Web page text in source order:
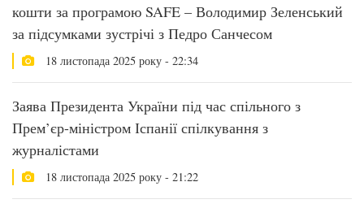
кошти за програмою SAFE – Володимир Зеленський
за підсумками зустрічі з Педро Санчесом
18 листопада 2025 року - 22:34
Заява Президента України під час спільного з
Прем’єр-міністром Іспанії спілкування з
журналістами
18 листопада 2025 року - 21:22